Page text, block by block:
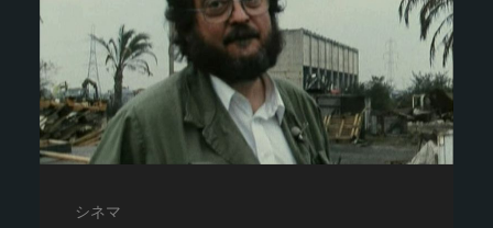
シネマ